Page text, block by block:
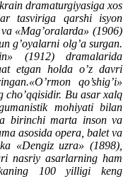
dramaturgiyasiga xos
tasviriga qarshi isyon
«Mag’oralarda» (1906)
g’oyalarni olg’a surgan.
(1912) dramalarida
etgan holda o’z davri
qo’shig’i»
Bu asar xalq
mohiyati bilan
birinchi marta inson va
asosida opera, balet va
«Dengiz uzra» (1898),
nasriy asarlarning ham
100 yilligi keng